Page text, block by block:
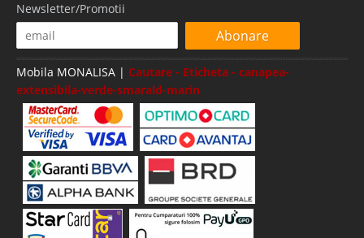
Newsletter/Promotii
Abonare
Mobila MONALISA | Cautare - Eticheta - canapea-
extensibila-verde-smarald-marin